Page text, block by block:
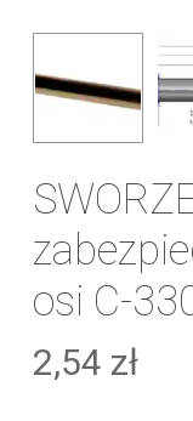
osi C-
2,54 zł